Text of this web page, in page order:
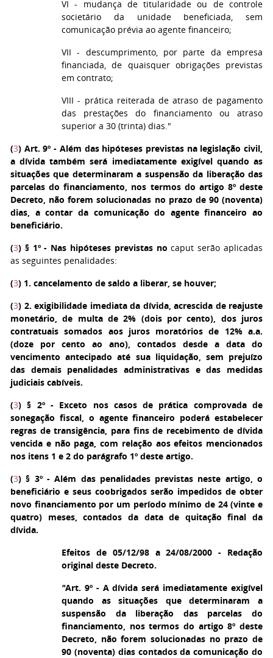
VI - mudança de titularidade ou de controle
societário da unidade beneficiada, sem
comunicação prévia ao agente financeiro;
VII - descumprimento, por parte da empresa
financiada, de quaisquer obrigações previstas
em contrato;
VIII - prática reiterada de atraso de pagamento
das prestações do financiamento ou atraso
superior a 30 (trinta) dias."
(3) Art. 9º - Além das hipóteses previstas na legislação civil,
a dívida também será imediatamente exigível quando as
situações que determinaram a suspensão da liberação das
parcelas do financiamento, nos termos do artigo 8º deste
Decreto, não forem solucionadas no prazo de 90 (noventa)
dias, a contar da comunicação do agente financeiro ao
beneficiário.
(3) § 1º - Nas hipóteses previstas no caput serão aplicadas
as seguintes penalidades:
(3) 1. cancelamento de saldo a liberar, se houver;
(3) 2. exigibilidade imediata da dívida, acrescida de reajuste
monetário, de multa de 2% (dois por cento), dos juros
contratuais somados aos juros moratórios de 12% a.a.
(doze por cento ao ano), contados desde a data do
vencimento antecipado até sua liquidação, sem prejuízo
das demais penalidades administrativas e das medidas
judiciais cabíveis.
(3)§ 2º - Exceto nos casos de prática comprovada de
sonegação fiscal, o agente financeiro poderá estabelecer
regras de transigência, para fins de recebimento de dívida
vencida e não paga, com relação aos efeitos mencionados
nos itens 1 e 2 do parágrafo 1º deste artigo.
(3)§ 3º - Além das penalidades previstas neste artigo, o
beneficiário e seus coobrigados serão impedidos de obter
novo financiamento por um período mínimo de 24 (vinte e
quatro) meses, contados da data de quitação final da
dívida.
Efeitos de 05/12/98 a 24/08/2000 - Redação
original deste Decreto.
"Art. 9º - A dívida será imediatamente exigível
quando as situações que determinaram a
suspensão da liberação das parcelas do
financiamento, nos termos do artigo 8º deste
Decreto, não forem solucionadas no prazo de
90 (noventa) dias contados da comunicação do